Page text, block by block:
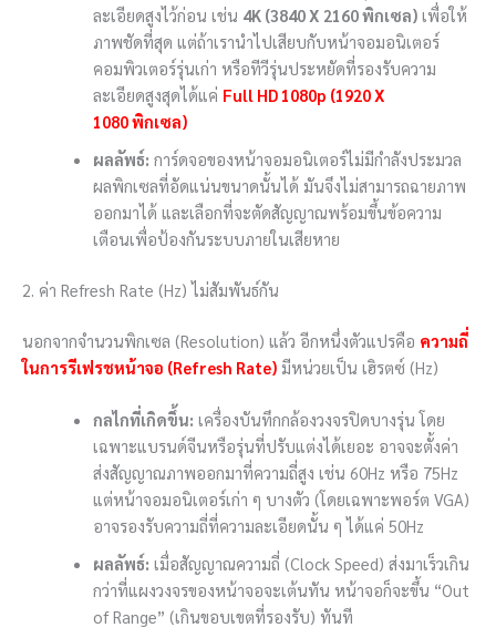
ละเอียดสูงไว้ก่อน เช่น 4K (3840 X 2160พิกเซล)เพื่อให้
ภาพชัดที่สุด แต่ถ้าเรานำไปเสียบกับหน้าจอมอนิเตอร์
คอมพิวเตอร์รุ่นเก่า หรือทีวีรุ่นประหยัดที่รองรับความ
ละเอียดสูงสุดได้แค่ Full HD 1080p (1920 X
1080พิกเซล)
ผลลัพธ์: การ์ดจอของหน้าจอมอนิเตอร์ไม่มีกำลังประมวล
ผลพิกเซลที่อัดแน่นขนาดนั้นได้ มันจึงไม่สามารถฉายภาพ
ออกมาได้ และเลือกที่จะตัดสัญญาณพร้อมขึ้นข้อความ
เตือนเพื่อป้องกันระบบภายในเสียหาย
2. ค่า Refresh Rate (Hz) ไม่สัมพันธ์กัน
นอกจากจำนวนพิกเซล (Resolution) แล้ว อีกหนึ่งตัวแปรคือ ความถี่
ในการรีเฟรชหน้าจอ (Refresh Rate) มีหน่วยเป็น เฮิรตซ์ (Hz)
กลไกที่เกิดขึ้น: เครื่องบันทึกกล้องวงจรปิดบางรุ่น โดย
เฉพาะแบรนด์จีนหรือรุ่นที่ปรับแต่งได้เยอะ อาจจะตั้งค่า
ส่งสัญญาณภาพออกมาที่ความถี่สูง เช่น 60Hz หรือ 75Hz
แต่หน้าจอมอนิเตอร์เก่า ๆ บางตัว (โดยเฉพาะพอร์ต VGA)
อาจรองรับความถี่ที่ความละเอียดนั้น ๆ ได้แค่ 50Hz
ผลลัพธ์: เมื่อสัญญาณความถี่ (Clock Speed) ส่งมาเร็วเกิน
กว่าที่แผงวงจรของหน้าจอจะเต้นทัน หน้าจอก็จะขึ้น “Out
of Range” (เกินขอบเขตที่รองรับ) ทันที